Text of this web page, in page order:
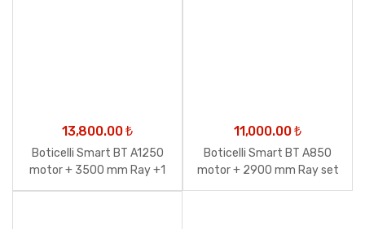
13,800.00₺
Boticelli Smart BT A1250
motor + 3500 mm Ray +1
Ad Mıtto Cool C4 kumanda
11,000.00₺
Boticelli Smart BT A850
motor + 2900 mm Ray set